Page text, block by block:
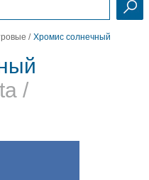
/ Хромис солнечный
/